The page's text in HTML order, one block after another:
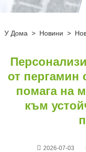
У Дома > Новини >
от пергамин
помага на
към
2026-07-03